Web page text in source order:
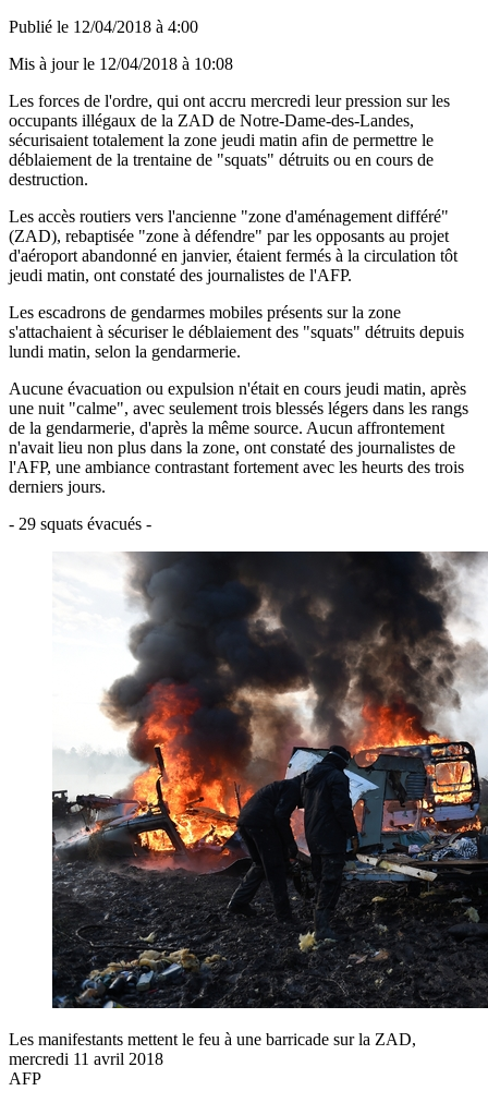
Publié le 12/04/2018 à 4:00
Mis à jour le 12/04/2018 à 10:08
Les forces de l'ordre, qui ont accru mercredi leur pression sur les
occupants illégaux de la ZAD de Notre-Dame-des-Landes,
sécurisaient totalement la zone jeudi matin afin de permettre le
déblaiement de la trentaine de "squats" détruits ou en cours de
destruction.
Les accès routiers vers l'ancienne "zone d'aménagement différé"
(ZAD), rebaptisée "zone à défendre" par les opposants au projet
d'aéroport abandonné en janvier, étaient fermés à la circulation tôt
jeudi matin, ont constaté des journalistes de l'AFP.
Les escadrons de gendarmes mobiles présents sur la zone
s'attachaient à sécuriser le déblaiement des "squats" détruits depuis
lundi matin, selon la gendarmerie.
Aucune évacuation ou expulsion n'était en cours jeudi matin, après
une nuit "calme", avec seulement trois blessés légers dans les rangs
de la gendarmerie, d'après la même source. Aucun affrontement
n'avait lieu non plus dans la zone, ont constaté des journalistes de
l'AFP, une ambiance contrastant fortement avec les heurts des trois
derniers jours.
- 29 squats évacués -
Les manifestants mettent le feu à une barricade sur la ZAD,
mercredi 11 avril 2018
AFP